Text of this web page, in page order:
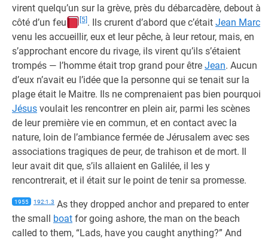
virent quelqu’un sur la grève, près du débarcadère, debout à
côté d’un feu
[5] . Ils crurent d’abord que c’était Jean Marc
venu les accueillir, eux et leur pêche, à leur retour, mais, en
s’approchant encore du rivage, ils virent qu’ils s’étaient
trompés — l’homme était trop grand pour être Jean. Aucun
d’eux n’avait eu l’idée que la personne qui se tenait sur la
plage était le Maitre. Ils ne comprenaient pas bien pourquoi
Jésus voulait les rencontrer en plein air, parmi les scènes
de leur première vie en commun, et en contact avec la
nature, loin de l’ambiance fermée de Jérusalem avec ses
associations tragiques de peur, de trahison et de mort. Il
leur avait dit que, s’ils allaient en Galilée, il les y
rencontrerait, et il était sur le point de tenir sa promesse.
1955 192:1.3 As they dropped anchor and prepared to enter
the small boat for going ashore, the man on the beach
called to them, “Lads, have you caught anything?” And